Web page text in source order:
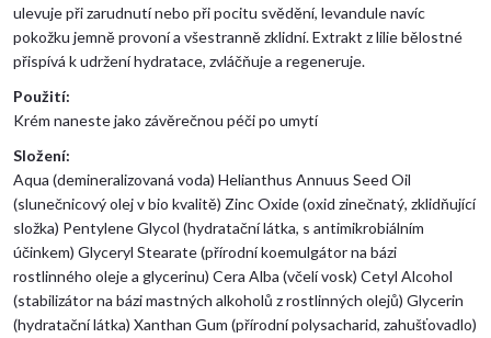
ulevuje při zarudnutí nebo při pocitu svědění, levandule navíc
pokožku jemně provoní a všestranně zklidní. Extrakt z lilie bělostné
přispívá k udržení hydratace, zvláčňuje a regeneruje.
Použití:
Krém naneste jako závěrečnou péči po umytí
Složení:
Aqua (demineralizovaná voda) Helianthus Annuus Seed Oil
(slunečnicový olej v bio kvalitě) Zinc Oxide (oxid zinečnatý, zklidňující
složka) Pentylene Glycol (hydratační látka, s antimikrobiálním
účinkem) Glyceryl Stearate (přírodní koemulgátor na bázi
rostlinného oleje a glycerinu) Cera Alba (včelí vosk) Cetyl Alcohol
(stabilizátor na bázi mastných alkoholů z rostlinných olejů) Glycerin
(hydratační látka) Xanthan Gum (přírodní polysacharid, zahušťovadlo)